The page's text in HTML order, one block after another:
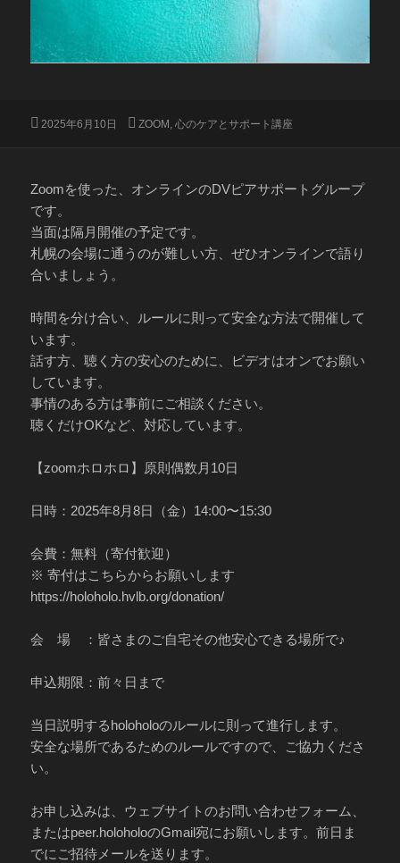
投
2025年6月10日
カ
ー
ZOOM ,心のケアとサポート講座
Zoomを使った、オンラインのDVピアサポートグループ
です。
当面は隔月開催の予定です。
札幌の会場に通うのが難しい方、ぜひオンラインで語り
合いましょう。
時間を分け合い、ルールに則って安全な方法で開催して
います。
話す方、聴く方の安心のために、ビデオはオンでお願い
しています。
事情のある方は事前にご相談ください。
聴くだけOKなど、対応しています。
【zoomホロホロ】原則偶数月10日
日時：2025年8月8日（金）14:00〜15:30
会費：無料（寄付歓迎）
※ 寄付はこちらからお願いします
https://holoholo.hvlb.org/donation/
会 場 ：皆さまのご自宅その他安心できる場所で♪
申込期限：前々日まで
当日説明するholoholoのルールに則って進行します。
安全な場所であるためのルールですので、ご協力くださ
い。
お申し込みは、ウェブサイトのお問い合わせフォーム、
またはpeer.holoholoのGmail宛にお願いします。前日ま
でにご招待メールを送ります。